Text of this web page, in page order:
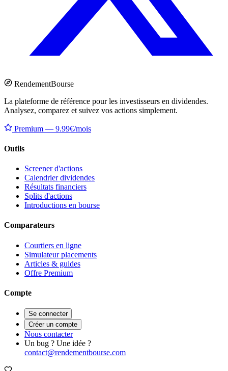
RendementBourse
La plateforme de référence pour les investisseurs en dividendes.
Analysez, comparez et suivez vos actions simplement.
Premium — 9.99€/mois
Outils
Screener d'actions
Calendrier dividendes
Résultats financiers
Splits d'actions
Introductions en bourse
Comparateurs
Courtiers en ligne
Simulateur placements
Articles & guides
Offre Premium
Compte
Se connecter
Créer un compte
Nous contacter
Un bug ? Une idée ?
contact@rendementbourse.com